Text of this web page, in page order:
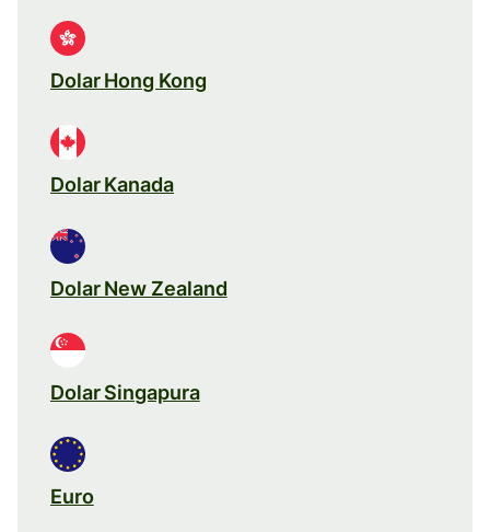
Dolar Hong Kong
Dolar Kanada
Dolar New Zealand
Dolar Singapura
Euro